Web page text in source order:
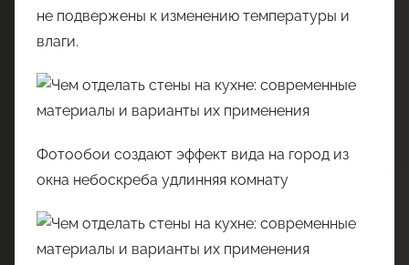
не подвержены к изменению температуры и
влаги.
Фотообои создают эффект вида на город из
окна небоскреба удлинняя комнату